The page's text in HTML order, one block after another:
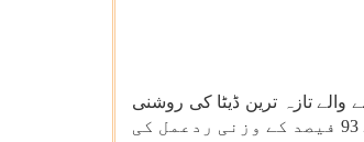
سے موصول ہونے والے تازہ ترین ڈیٹا کی روشنی
میں حتمی نظر ثانی کی گئی ہے۔ مارچ 2025 کے لیے اشاریوں میں اہم بہتری دیکھی گئی ہے جو فوری تخمینہ کے وقت 88 فیصد کے مقابلے 93 فیصد کے وزنی ردعمل کی